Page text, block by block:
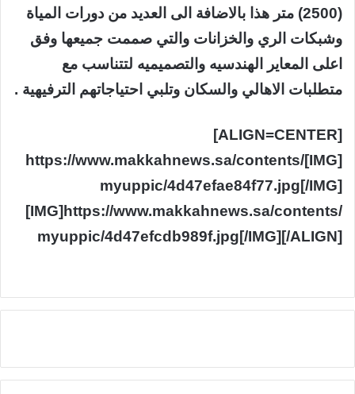
(2500) متر هذا بالاضافة الى العديد من دورات المياة
وشبكات الري والخزانات والتي صممت جميعها وفق
اعلى المعاير الهندسيه والتصميميه لتتناسب مع
متطلبات الاهالي والسكان وتلبي احتياجاتهم الترفيهية .
[ALIGN=CENTER]
[IMG]https://www.makkahnews.sa/contents/
myuppic/4d47efae84f77.jpg[/IMG]
[IMG]https://www.makkahnews.sa/contents/
myuppic/4d47efcdb989f.jpg[/IMG][/ALIGN]